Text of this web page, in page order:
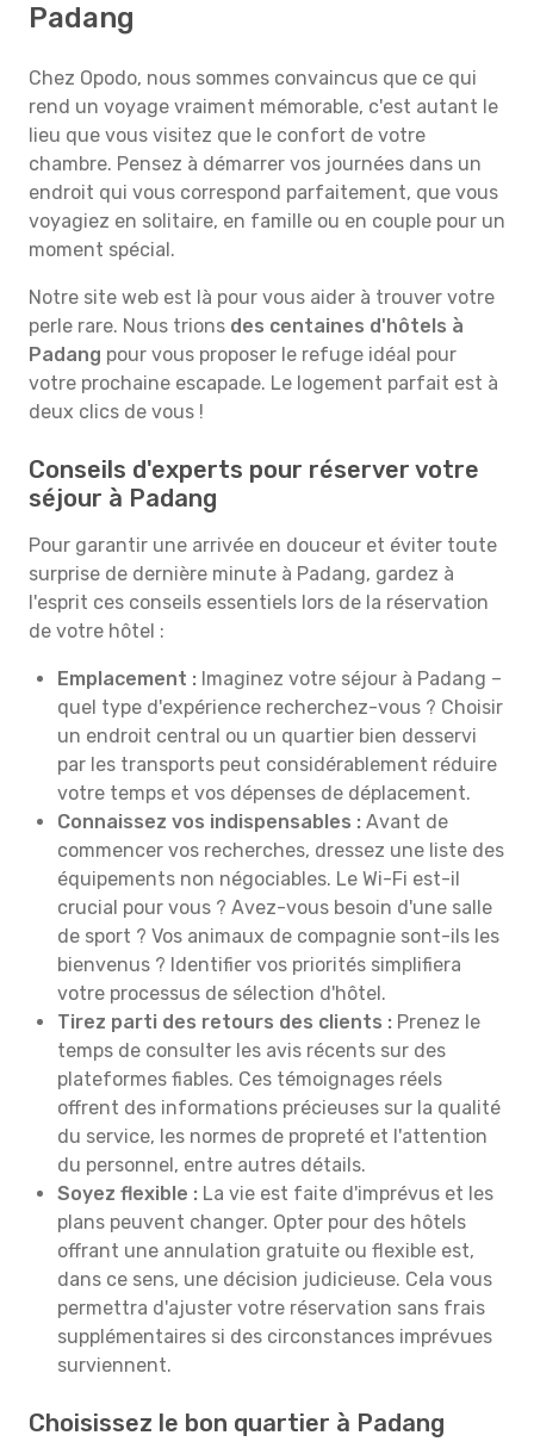
Padang
Chez Opodo, nous sommes convaincus que ce qui
rend un voyage vraiment mémorable, c'est autant le
lieu que vous visitez que le confort de votre
chambre. Pensez à démarrer vos journées dans un
endroit qui vous correspond parfaitement, que vous
voyagiez en solitaire, en famille ou en couple pour un
moment spécial.
Notre site web est là pour vous aider à trouver votre
perle rare. Nous trions des centaines d'hôtels à
Padang pour vous proposer le refuge idéal pour
votre prochaine escapade. Le logement parfait est à
deux clics de vous !
Conseils d'experts pour réserver votre
séjour à Padang
Pour garantir une arrivée en douceur et éviter toute
surprise de dernière minute à Padang, gardez à
l'esprit ces conseils essentiels lors de la réservation
de votre hôtel :
Emplacement : Imaginez votre séjour à Padang –
quel type d'expérience recherchez-vous ? Choisir
un endroit central ou un quartier bien desservi
par les transports peut considérablement réduire
votre temps et vos dépenses de déplacement.
Connaissez vos indispensables : Avant de
commencer vos recherches, dressez une liste des
équipements non négociables. Le Wi-Fi est-il
crucial pour vous ? Avez-vous besoin d'une salle
de sport ? Vos animaux de compagnie sont-ils les
bienvenus ? Identifier vos priorités simplifiera
votre processus de sélection d'hôtel.
Tirez parti des retours des clients : Prenez le
temps de consulter les avis récents sur des
plateformes fiables. Ces témoignages réels
offrent des informations précieuses sur la qualité
du service, les normes de propreté et l'attention
du personnel, entre autres détails.
Soyez flexible : La vie est faite d'imprévus et les
plans peuvent changer. Opter pour des hôtels
offrant une annulation gratuite ou flexible est,
dans ce sens, une décision judicieuse. Cela vous
permettra d'ajuster votre réservation sans frais
supplémentaires si des circonstances imprévues
surviennent.
Choisissez le bon quartier à Padang